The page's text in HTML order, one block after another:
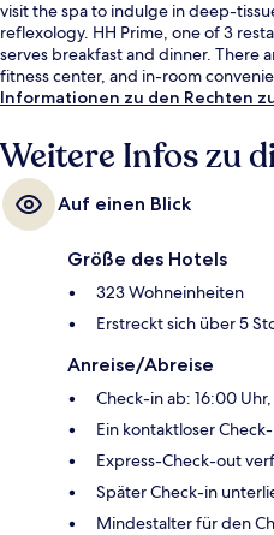
visit the spa to indulge in deep-
reflexology. HH Prime, one of 3
serves breakfast and dinner. There
fitness center, and in-room
microwaves. Fellow travelers say
Informationen zu den Rechten
Weitere Infos zu
Auf einen Blick
Größe des Hotels
323 Wohneinheiten
Erstreckt sich über 5
Anreise/Abreise
Check-in ab: 16:00
Ein kontaktloser
Express-Check-out
Später Check-in
Mindestalter für den